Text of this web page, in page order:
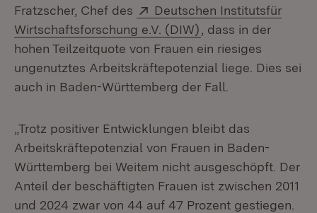
Fratzscher, Chef des
Extern:
Deutschen Institutsfür
Wirtschaftsforschung e.V. (DIW) (Öffnet in neuem
, dass in der
hohen Teilzeitquote von Frauen ein riesiges
ungenutztes Arbeitskräftepotenzial liege. Dies sei
auch in Baden-Württemberg der Fall.
„Trotz positiver Entwicklungen bleibt das
Arbeitskräftepotenzial von Frauen in Baden-
Württemberg bei Weitem nicht ausgeschöpft. Der
Anteil der beschäftigten Frauen ist zwischen 2011
und 2024 zwar von 44 auf 47 Prozent gestiegen.